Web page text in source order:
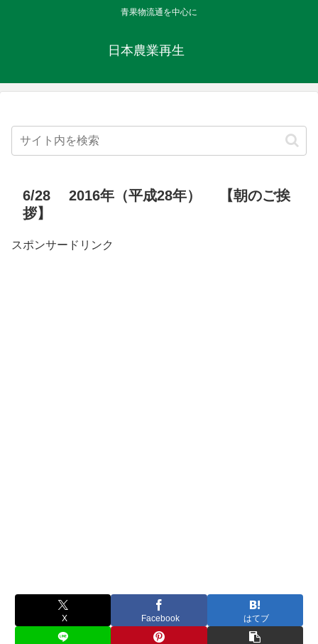
青果物流通を中心に
日本農業再生
6/28 2016年（平成28年） 【朝のご挨
拶】
スポンサードリンク
X Facebook はてブ